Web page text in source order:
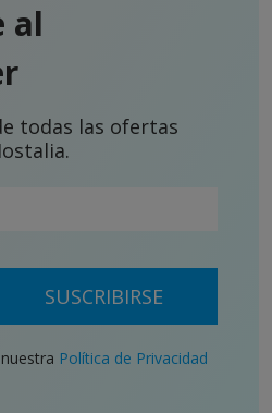
al
todas las ofertas
SUSCRIBIRSE
Política de Privacidad